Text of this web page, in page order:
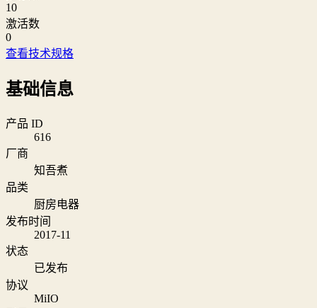
10
激活数
0
查看技术规格
基础信息
产品 ID
616
厂商
知吾煮
品类
厨房电器
发布时间
2017-11
状态
已发布
协议
MiIO